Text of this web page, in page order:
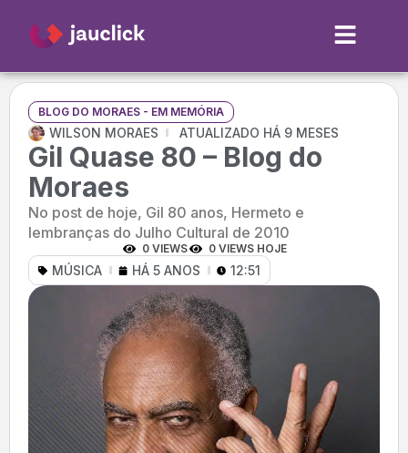
BLOG DO MORAES - EM MEMÓRIA
WILSON MORAES ATUALIZADO HÁ 9 MESES
Gil Quase 80 – Blog do
Moraes
No post de hoje, Gil 80 anos, Hermeto e
lembranças do Julho Cultural de 2010
0 VIEWS 0 VIEWS HOJE
MÚSICA HÁ 5 ANOS 12:51